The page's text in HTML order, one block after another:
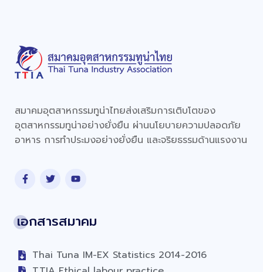
สมาคมอุตสาหกรรมทูน่าไทยส่งเสริมการเติบโตของ
อุตสาหกรรมทูน่าอย่างยั่งยืน ผ่านนโยบายความปลอดภัย
อาหาร การทำประมงอย่างยั่งยืน และจริยธรรมด้านแรงงาน
เอกสารสมาคม
Thai Tuna IM-EX Statistics 2014-2016